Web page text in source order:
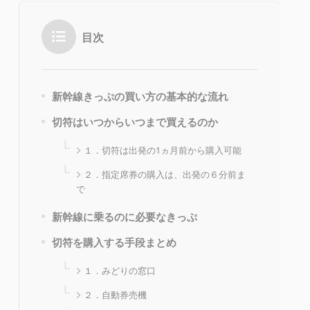
目次
新幹線きっぷの買い方の基本的な流れ
切符はいつからいつまで買えるのか
１．切符は出発の1ヵ月前から購入可能
２．指定席券の購入は、出発の６分前ま
で
新幹線に乗るのに必要なきっぷ
切符を購入する手段まとめ
１．みどりの窓口
２．自動券売機